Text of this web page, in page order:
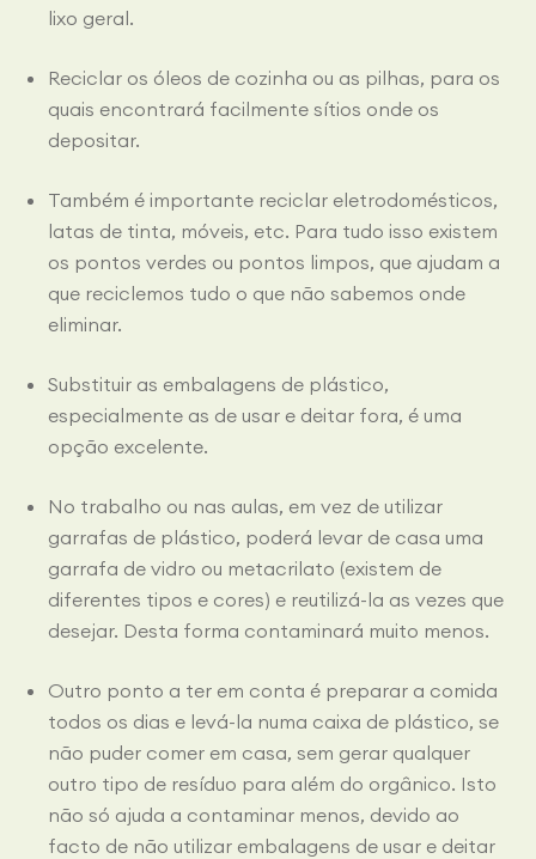
lixo geral.
Reciclar os óleos de cozinha ou as pilhas, para os
quais encontrará facilmente sítios onde os
depositar.
Também é importante reciclar eletrodomésticos,
latas de tinta, móveis, etc. Para tudo isso existem
os pontos verdes ou pontos limpos, que ajudam a
que reciclemos tudo o que não sabemos onde
eliminar.
Substituir as embalagens de plástico,
especialmente as de usar e deitar fora, é uma
opção excelente.
No trabalho ou nas aulas, em vez de utilizar
garrafas de plástico, poderá levar de casa uma
garrafa de vidro ou metacrilato (existem de
diferentes tipos e cores) e reutilizá-la as vezes que
desejar. Desta forma contaminará muito menos.
Outro ponto a ter em conta é preparar a comida
todos os dias e levá-la numa caixa de plástico, se
não puder comer em casa, sem gerar qualquer
outro tipo de resíduo para além do orgânico. Isto
não só ajuda a contaminar menos, devido ao
facto de não utilizar embalagens de usar e deitar